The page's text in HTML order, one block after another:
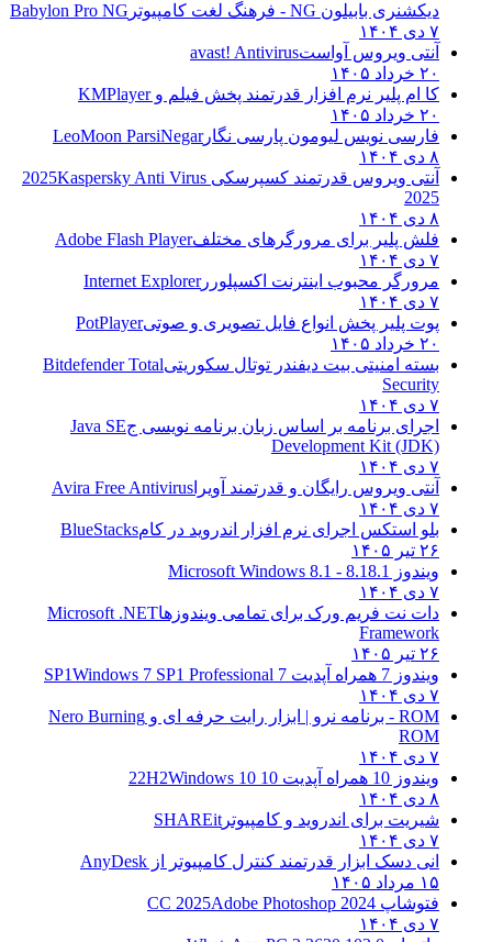
دیکشنری بابیلون NG - فرهنگ لغت کامپیوتر
Babylon Pro NG
۷ دی ۱۴۰۴
آنتی ویروس آواستavast! Antivirus
۲۰ خرداد ۱۴۰۵
کا ام پلیر نرم افزار قدرتمند پخش فیلم وKMPlayer
۲۰ خرداد ۱۴۰۵
فارسی نویس لیومون پارسی نگارLeoMoon ParsiNegar
۸ دی ۱۴۰۴
آنتی ویروس قدرتمند کسپرسکی 2025 Kaspersky Anti Virus
2025
۸ دی ۱۴۰۴
فلش پلیر برای مرورگرهای مختلفAdobe Flash Player
۷ دی ۱۴۰۴
مرورگر محبوب اینترنت اکسپلوررInternet Explorer
۷ دی ۱۴۰۴
پوت پلیر پخش انواع فایل تصویری و صوتیPotPlayer
۲۰ خرداد ۱۴۰۵
بسته امنیتی بیت دیفندر توتال سکوریتیBitdefender Total
Security
۷ دی ۱۴۰۴
اجرای برنامه بر اساس زبان برنامه نویسی جJava SE
Development Kit (JDK)
۷ دی ۱۴۰۴
آنتی ویروس رایگان و قدرتمند آویرا Avira Free Antivirus
۷ دی ۱۴۰۴
بلو استکس اجرای نرم افزار اندروید در کامBlueStacks
۲۶ تیر ۱۴۰۵
ویندوز 8.1
8.1 - Microsoft Windows 8.1
۷ دی ۱۴۰۴
دات نت فریم ورک برای تمامی ویندوزهاMicrosoft .NET
Framework
۲۶ تیر ۱۴۰۵
ویندوز 7 همراه آپدیت 7 SP1
Windows 7 SP1 Professional
۷ دی ۱۴۰۴
ROM - برنامه نرو | ابزار رایت حرفه ای و
Nero Burning
ROM
۷ دی ۱۴۰۴
ویندوز 10 همراه آپدیت 10 22H2
Windows 10
۸ دی ۱۴۰۴
شیریت برای اندروید و کامپیوتر SHAREit
۷ دی ۱۴۰۴
انی دسک ابزار قدرتمند کنترل کامپیوتر از AnyDesk
۱۵ مرداد ۱۴۰۵
فتوشاپ CC 2025 Adobe Photoshop 2024
۷ دی ۱۴۰۴